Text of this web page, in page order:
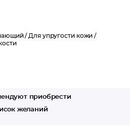
/ Для упругости кожи /
приобрести
желаний